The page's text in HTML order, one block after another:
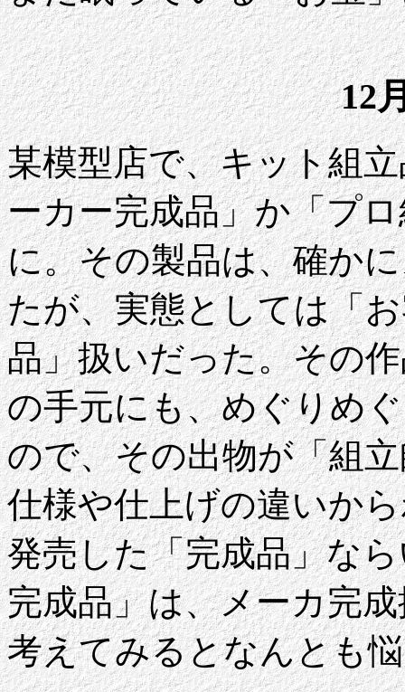
12
某模型店で、キット組
ーカー完成品」か「プ
に。その製品は、確か
たが、実態としては「
品」扱いだった。その
の手元にも、めぐりめ
ので、その出物が「組
仕様や仕上げの違いか
発売した「完成品」な
完成品」は、メーカ完
考えてみるとなんとも